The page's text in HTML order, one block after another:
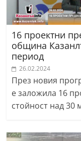
n
l
a
k
c
o
m
16 проектни
община
период
26.02.2024
През новия
е заложила 16
стойност над 30